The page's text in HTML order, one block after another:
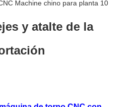
y atalte de la